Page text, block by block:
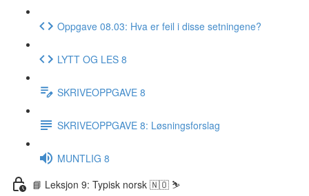
Oppgave 08.03: Hva er feil i disse setningene?
LYTT OG LES 8
SKRIVEOPPGAVE 8
SKRIVEOPPGAVE 8: Løsningsforslag
MUNTLIG 8
📘 Leksjon 9: Typisk norsk 🇳🇴 ⛷